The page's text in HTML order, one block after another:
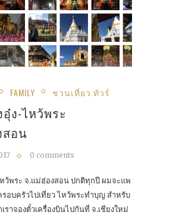
FAMILY ชวนเที่ยว ทัวร์
ง-ไหว้พระ
สอน
0 comments
ว้พระ จ.แม่ฮ่องสอน ปกติทุกปี ผมจะแพ
อบครัวไปเที่ยว ไหว้พระทำบุญ สำหรับ
ราจองตั๋วเครื่องบินไปกันที่ จ.เชียงใหม่